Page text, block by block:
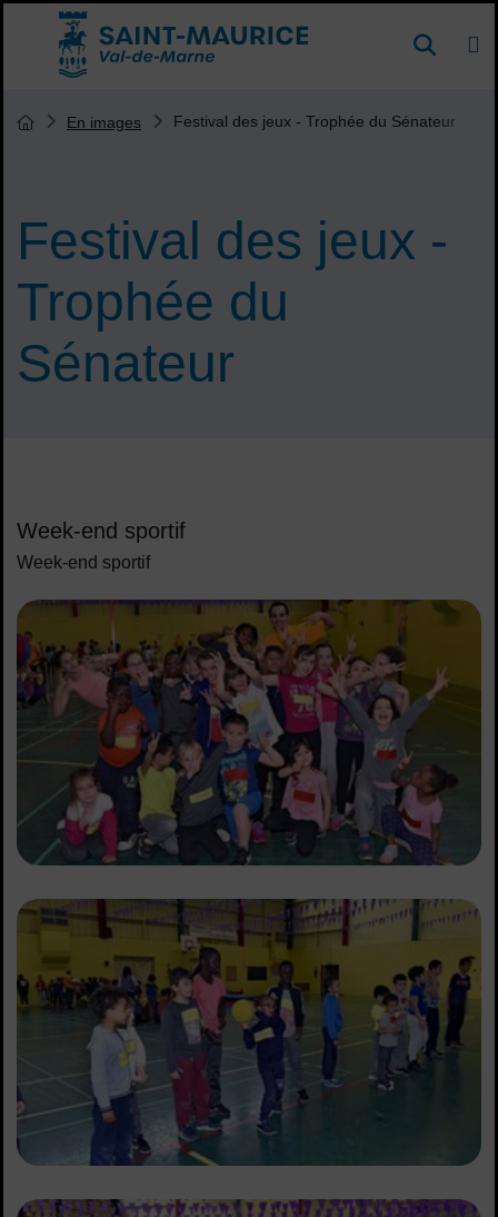
Menu de raccourcis
Accueil ville de Saint-Maurice DE
Festival des jeux -
Trophée du
Sénateur
Vous êtes ici :
Page d'accueil du site
En images Festival des jeux - Trophée du Sénateur
Week-end sportif
Week-end sportif